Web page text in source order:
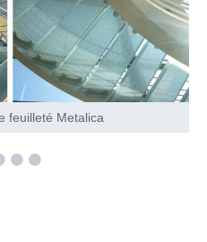
feuilleté Metalica